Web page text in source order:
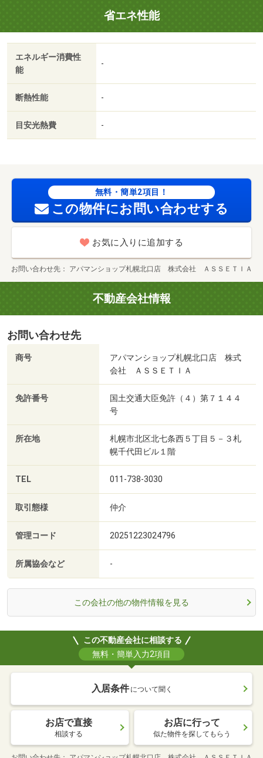
省エネ性能
エネルギー消費性
能
-
断熱性能 -
目安光熱費 -
無料・簡単2項目！
この物件にお問い合わせする
お気に入りに追加する
お問い合わせ先 アパマンショップ札幌北口店 株式会社 ＡＳＳＥＴＩＡ
不動産会社情報
お問い合わせ先
商号
アパマンショップ札幌北口店 株式
会社 ＡＳＳＥＴＩＡ
免許番号
国土交通大臣免許（４）第７１４４
号
所在地
札幌市北区北七条西５丁目５－３札
幌千代田ビル１階
TEL 011-738-3030
取引態様 仲介
管理コード 20251223024796
所属協会など -
この会社の他の物件情報を見る
この不動産会社に相談する
無料・簡単入力2項目
入居条件 について聞く
お店で直接
相談する
お店に行って
似た物件を探してもらう